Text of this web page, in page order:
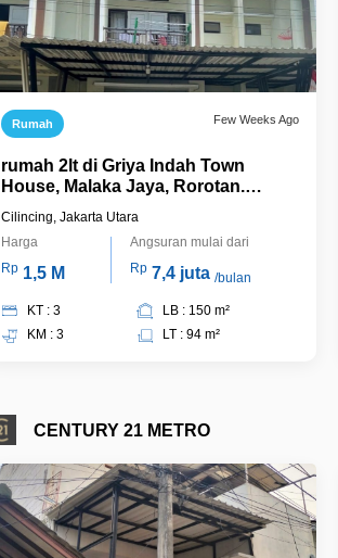
Rumah Few Weeks Ago
rumah 2lt di Griya Indah Town
House, Malaka Jaya, Rorotan.
Cilincing, Jakarta Utara
Harga
Rp 1,5 M
Angsuran mulai dari
Rp 7,4 juta /bulan
KT : 3
KM : 3
LB : 150 m²
LT : 94 m²
CENTURY 21 METRO